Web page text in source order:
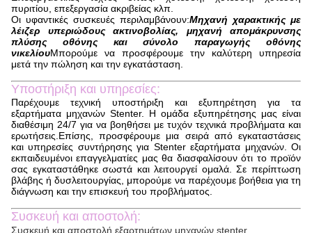
πυριτίου, επεξεργασία ακριβείας κλπ.
Οι υφαντικές συσκευές περιλαμβάνουν:Μηχανή χαρακτικής με
λέιζερ υπεριώδους ακτινοβολίας, μηχανή απομάκρυνσης
πλύσης οθόνης και σύνολο παραγωγής οθόνης
νικελίουΜπορούμε να προσφέρουμε την καλύτερη υπηρεσία
μετά την πώληση και την εγκατάσταση.
Υποστήριξη και υπηρεσίες:
Παρέχουμε τεχνική υποστήριξη και εξυπηρέτηση για τα
εξαρτήματα μηχανών Stenter. Η ομάδα εξυπηρέτησης μας είναι
διαθέσιμη 24/7 για να βοηθήσει με τυχόν τεχνικά προβλήματα και
ερωτήσεις.Επίσης, προσφέρουμε μια σειρά από εγκαταστάσεις
και υπηρεσίες συντήρησης για Stenter εξαρτήματα μηχανών. Οι
εκπαιδευμένοι επαγγελματίες μας θα διασφαλίσουν ότι το προϊόν
σας εγκαταστάθηκε σωστά και λειτουργεί ομαλά. Σε περίπτωση
βλάβης ή δυσλειτουργίας, μπορούμε να παρέχουμε βοήθεια για τη
διάγνωση και την επισκευή του προβλήματος.
Συσκευή και αποστολή:
Συσκευή και αποστολή εξαρτημάτων μηχανών stenter